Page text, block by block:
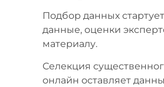
Подбор данных
данные, оценки
материалу.
Селекция
онлайн оставляет